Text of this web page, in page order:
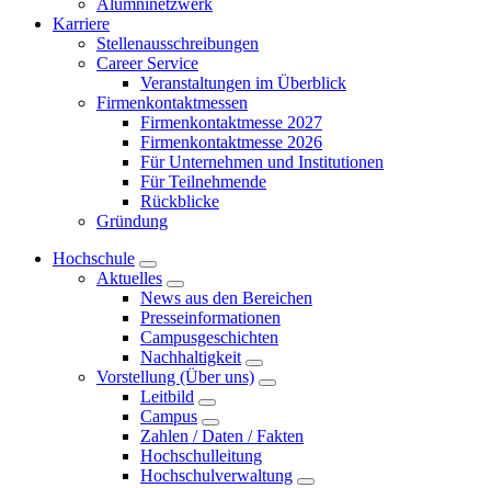
Alumninetzwerk
Karriere
Stellenausschreibungen
Career Service
Veranstaltungen im Überblick
Firmenkontaktmessen
Firmenkontaktmesse 2027
Firmenkontaktmesse 2026
Für Unternehmen und Institutionen
Für Teilnehmende
Rückblicke
Gründung
Hochschule
Aktuelles
News aus den Bereichen
Presseinformationen
Campusgeschichten
Nachhaltigkeit
Vorstellung (Über uns)
Leitbild
Campus
Zahlen / Daten / Fakten
Hochschulleitung
Hochschulverwaltung